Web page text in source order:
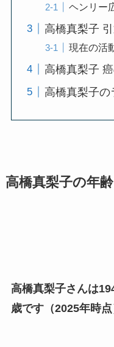
ヘンリー
高橋真梨子
現在の活
高橋真梨子
高橋真梨子の
高橋真梨子の年
高橋真梨子さんは
歳です（2025年時点